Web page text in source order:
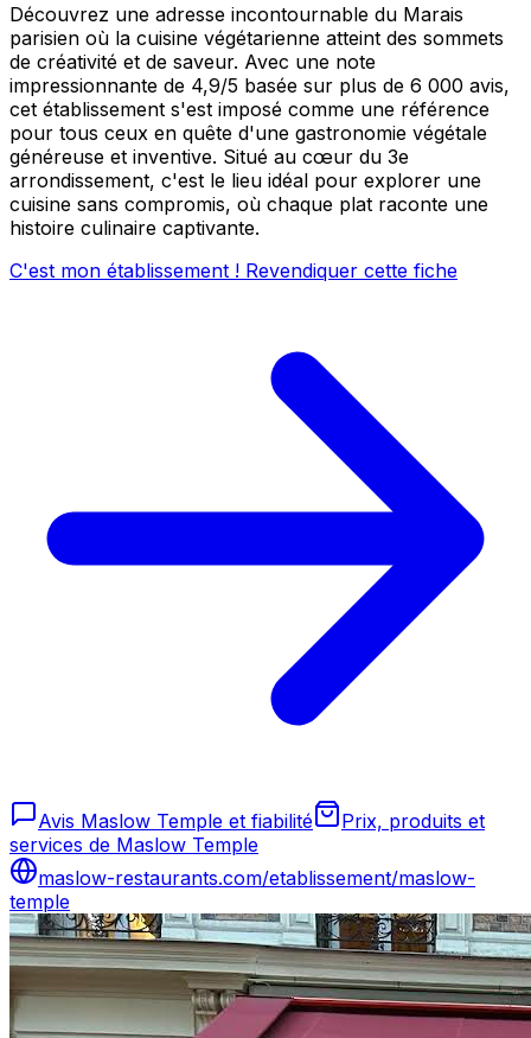
Découvrez une adresse incontournable du Marais
parisien où la cuisine végétarienne atteint des sommets
de créativité et de saveur. Avec une note
impressionnante de 4,9/5 basée sur plus de 6 000 avis,
cet établissement s'est imposé comme une référence
pour tous ceux en quête d'une gastronomie végétale
généreuse et inventive. Situé au cœur du 3e
arrondissement, c'est le lieu idéal pour explorer une
cuisine sans compromis, où chaque plat raconte une
histoire culinaire captivante.
C'est mon établissement ! Revendiquer cette fiche
Avis Maslow Temple et fiabilité
Prix, produits et
services de Maslow Temple
maslow-restaurants.com/etablissement/maslow-
temple